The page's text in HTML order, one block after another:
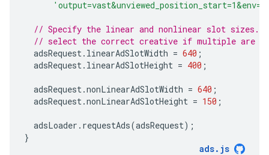
// Specify the linear and nonlinear slot sizes.
// select the correct creative if multiple are
adsRequest. linearAdSlotWidth = 640 ;
adsRequest. linearAdSlotHeight = 400 ;
adsRequest.nonLinearAdSlotWidth = 640 ;
adsRequest.nonLinearAdSlotHeight = 150 ;
adsLoader . requestAds(adsRequest);
}
ads. js